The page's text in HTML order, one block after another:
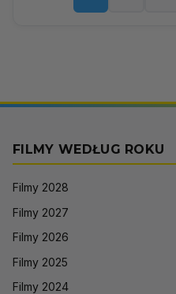
FILMY WEDŁUG ROKU
Filmy 2028
Filmy 2027
Filmy 2026
Filmy 2025
Filmy 2024